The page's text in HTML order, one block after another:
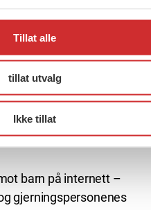
Tillat alle
tillat utvalg
Ikke tillat
samme tema.
Katrina Bjørnbakk
Britt Laurendz med et
innbyggerorienterte
barn på internett –
gjerningspersonenes